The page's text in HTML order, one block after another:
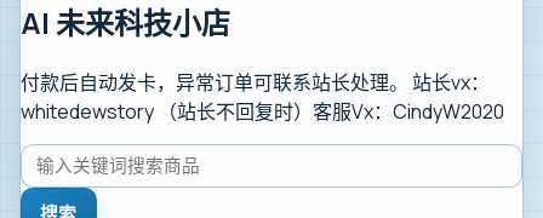
AI 未来科技小店
付款后自动发卡，异常订单可联系站长处理。 站长vx：
whitedewstory （站长不回复时）客服Vx：CindyW2020